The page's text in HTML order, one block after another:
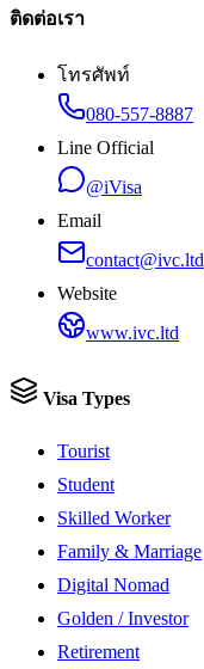
ติดต่อเรา
โทรศัพท์
080-557-8887
Line Official
@iVisa
Email
contact@ivc.ltd
Website
www.ivc.ltd
Visa Types
Tourist
Student
Skilled Worker
Family & Marriage
Digital Nomad
Golden / Investor
Retirement